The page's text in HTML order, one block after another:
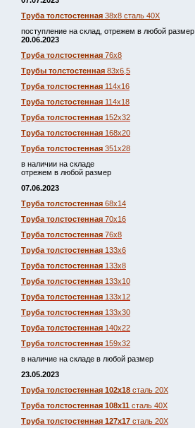
Труба толстостенная 38х8 сталь 40Х
поступление на склад, отрежем в любой размер.
20.06.2023
Труба толстостенная 76х8
Трубы толстостенная 83х6,5
Труба толстостенная 114х16
Труба толстостенная 114х18
Труба толстостенная 152х32
Труба толстостенная 168х20
Труба толстостенная 351х28
в наличии на складе
отрежем в любой размер
07.06.2023
Труба толстостенная 68х14
Труба толстостенная 70х16
Труба толстостенная 76х8
Труба толстостенная 133х6
Труба толстостенная 133х8
Труба толстостенная 133х10
Труба толстостенная 133х12
Труба толстостенная 133х30
Труба толстостенная 140х22
Труба толстостенная 159х32
в наличие на складе в любой размер
23.05.2023
Труба толстостенная 102х18 сталь 20Х
Труба толстостенная 108х11 сталь 40Х
Труба толстостенная 127х17 сталь 20Х